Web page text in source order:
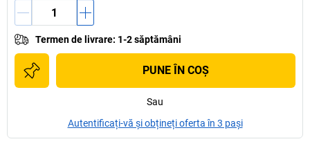
Termen de livrare: 1-2 săptămâni
PUNE ÎN COŞ
Sau
Autentificați-vă și obțineți oferta în 3 pași